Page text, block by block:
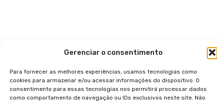
Gerenciar o consentimento
Para fornecer as melhores experiências, usamos tecnologias como
cookies para armazenar e/ou acessar informações do dispositivo. O
consentimento para essas tecnologias nos permitirá processar dados
como comportamento de navegação ou IDs exclusivos neste site. Não